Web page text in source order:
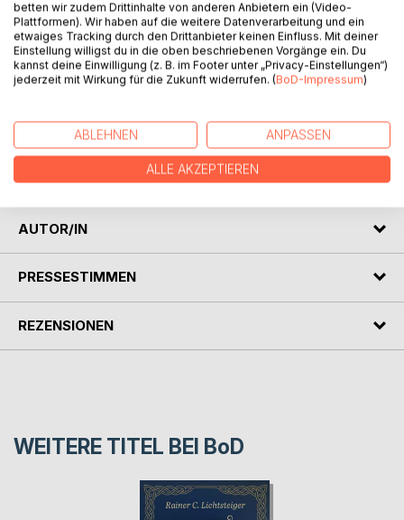
Sorgloseste unter ihnen ist ihr König selbst. Doch von
einem Tag auf den anderen, mitten während des
ausschweifenden Frühlingsfestes, überfällt Ma-Halím eine
unerklärliche Traurigkeit, die sein Lachen erstickt.
Kein Arzt kann ihm helfen, also beschließt der traurige
suchen.
Eine Veränderung geht in ihm vor und er braucht Hilfe, die
er hier, in seinem sicheren Zuhause nicht finden kann.
AUTOR/IN
PRESSESTIMMEN
REZENSIONEN
WEITERE TITEL BEI BoD
betten wir zudem Drittinhalte von anderen Anbietern ein (Video-
Plattformen). Wir haben auf die weitere Datenverarbeitung und ein
etwaiges Tracking durch den Drittanbieter keinen Einfluss. Mit deiner
Einstellung willigst du in die oben beschriebenen Vorgänge ein. Du
kannst deine Einwilligung (z. B. im Footer unter „Privacy-Einstellungen“)
jederzeit mit Wirkung für die Zukunft widerrufen. (BoD-Impressum)
ABLEHNEN ANPASSEN
ALLE AKZEPTIEREN